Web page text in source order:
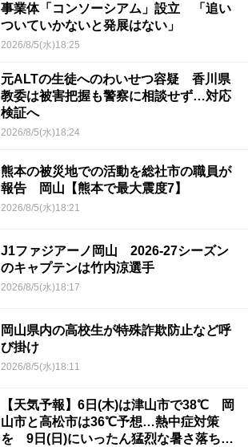
事業体「コンソーシアム」設立 「追い
ついていかないと発展はない」
2026/8/5(水)18:25
元ALTの生徒へのわいせつ容疑 香川県
教委は被害把握も警察に相談せず…対応
検証へ
2026/8/5(水)18:24
熊本の被災地での活動を総社市の職員が
報告 岡山【熊本で最大震度7】
2026/8/5(水)18:21
J1ファジアーノ岡山 2026-27シーズン
のキャプテンは竹内涼選手
2026/8/5(水)18:17
岡山県内の高校生が特殊詐欺防止など呼
び掛け
2026/8/5(水)18:11
【天気予報】6日(木)は津山市で38℃ 岡
山市と高松市は36℃予想…熱中症対策
を 9日(日)にいったん猛烈な暑さ落ち着